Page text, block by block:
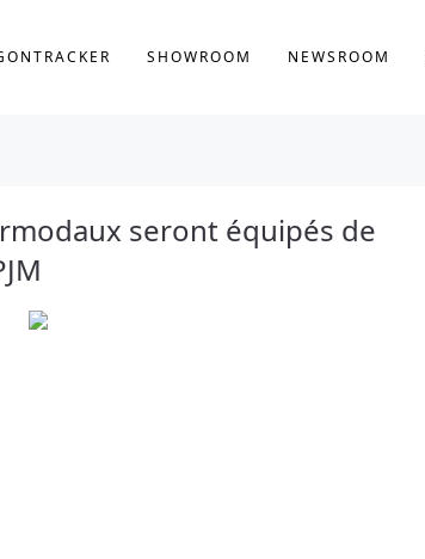
SHOWROOM NEWSROOM
seront équipés de